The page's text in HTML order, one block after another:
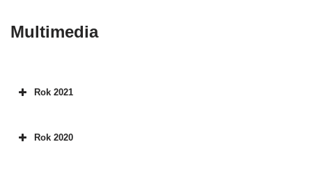
Multimedia
Rok 2021
Rok 2020